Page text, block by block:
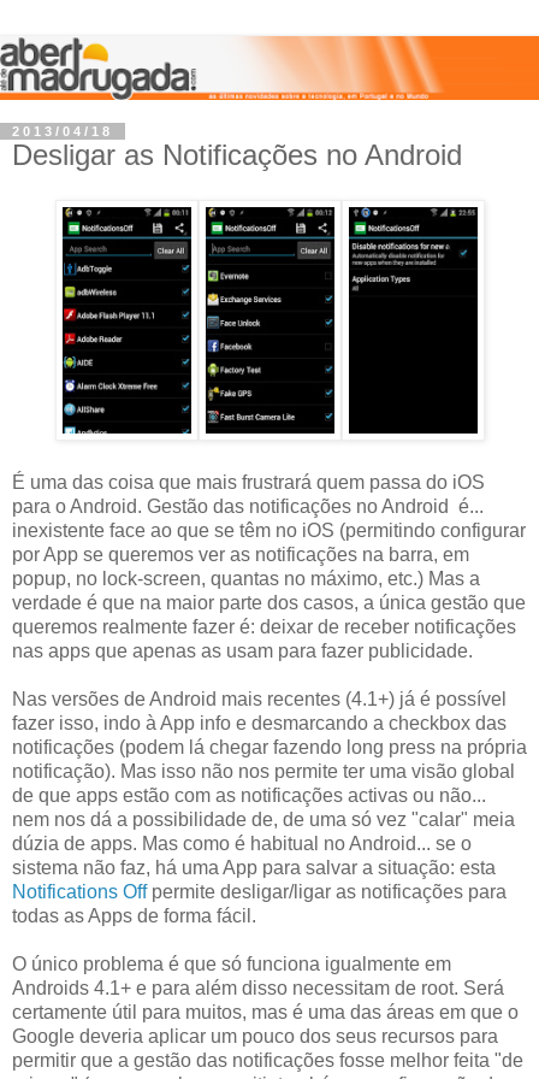
2013/04/18
Desligar as Notificações no Android
É uma das coisa que mais frustrará quem passa do iOS
para o Android. Gestão das notificações no Android é...
inexistente face ao que se têm no iOS (permitindo configurar
por App se queremos ver as notificações na barra, em
popup, no lock-screen, quantas no máximo, etc.) Mas a
verdade é que na maior parte dos casos, a única gestão que
queremos realmente fazer é: deixar de receber notificações
nas apps que apenas as usam para fazer publicidade.
Nas versões de Android mais recentes (4.1+) já é possível
fazer isso, indo à App info e desmarcando a checkbox das
notificações (podem lá chegar fazendo long press na própria
notificação). Mas isso não nos permite ter uma visão global
de que apps estão com as notificações activas ou não...
nem nos dá a possibilidade de, de uma só vez "calar" meia
dúzia de apps. Mas como é habitual no Android... se o
sistema não faz, há uma App para salvar a situação: esta
Notifications Offpermite desligar/ligar as notificações para
todas as Apps de forma fácil.
O único problema é que só funciona igualmente em
Androids 4.1+ e para além disso necessitam de root. Será
certamente útil para muitos, mas é uma das áreas em que o
Google deveria aplicar um pouco dos seus recursos para
permitir que a gestão das notificações fosse melhor feita "de